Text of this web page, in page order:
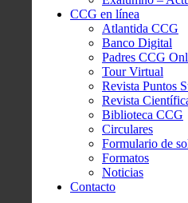
CCG en línea
Atlantida CCG
Banco Digital
Padres CCG
Tour Virtual
Revista Puntos
Revista
Biblioteca CCG
Circulares
Formulario de
Formatos
Noticias
Contacto